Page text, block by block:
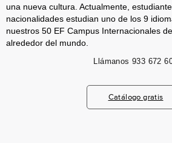
una nueva cultura. Actualmente,
nacionalidades estudian uno de los 9
nuestros 50 EF Campus Internacionales
alrededor del mundo.
Llámanos 933 672
Catálogo gratis